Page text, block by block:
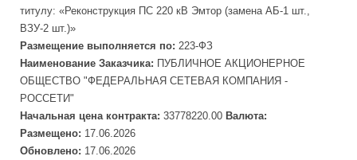
титулу: «Реконструкция ПС 220 кВ Эмтор (замена АБ-1 шт.,
ВЗУ-2 шт.)»
Размещение выполняется по: 223-ФЗ
Наименование Заказчика: ПУБЛИЧНОЕ АКЦИОНЕРНОЕ
ОБЩЕСТВО "ФЕДЕРАЛЬНАЯ СЕТЕВАЯ КОМПАНИЯ -
РОССЕТИ"
Начальная цена контракта: 33778220.00 Валюта:
Размещено: 17.06.2026
Обновлено: 17.06.2026